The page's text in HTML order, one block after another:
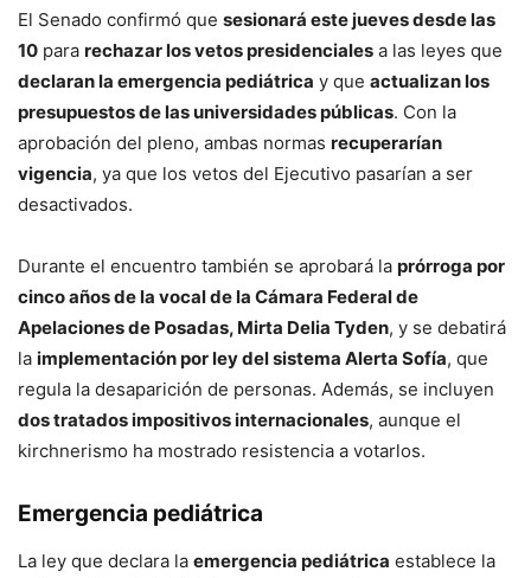
El Senado confirmó que sesionará este jueves desde las
10 para rechazar los vetos presidenciales a las leyes que
declaran la emergencia pediátrica y que actualizan los
presupuestos de las universidades públicas. Con la
aprobación del pleno, ambas normas recuperarían
vigencia, ya que los vetos del Ejecutivo pasarían a ser
desactivados.
Durante el encuentro también se aprobará la prórroga por
cinco años de la vocal de la Cámara Federal de
Apelaciones de Posadas, Mirta Delia Tyden, y se debatirá
la implementación por ley del sistema Alerta Sofía, que
regula la desaparición de personas. Además, se incluyen
dos tratados impositivos internacionales, aunque el
kirchnerismo ha mostrado resistencia a votarlos.
Emergencia pediátrica
La ley que declara la emergencia pediátrica establece la